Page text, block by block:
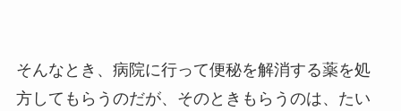
そんなとき、病院に行って便秘を解消する薬を処
方してもらうのだが、そのときもらうのは、たい